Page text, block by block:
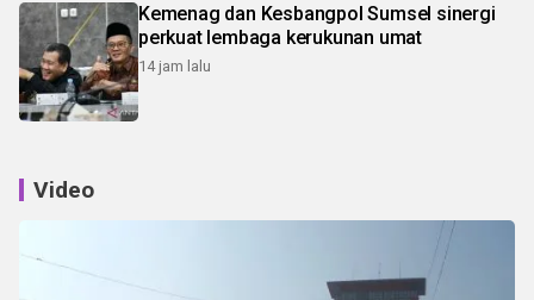
Kemenag dan Kesbangpol Sumsel sinergi
perkuat lembaga kerukunan umat
14 jam lalu
Video